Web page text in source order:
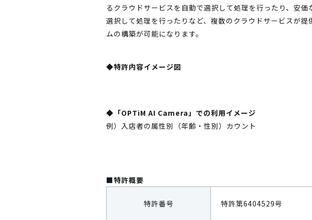
るクラウドサービスを自動で選択して処理を行ったり、安
選択して処理を行ったりなど、複数のクラウドサービスが
ムの構築が可能になります。
◆特許内容イメージ図
◆「OPTiM AI Camera」での利用イメージ
例）入店者の属性別（年齢・性別）カウント
■特許概要
特許番号 特許第6404529号